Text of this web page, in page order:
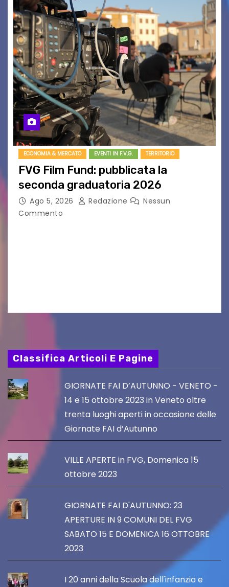
ECONOMIA & MERCATO EVENTI IN F.V.G. TERRITORIO
FVG Film Fund: pubblicata la
seconda graduatoria 2026
Ago 5, 2026 Redazione
Nessun
Commento
Classifica Articoli E Pagine
GIORNATE FAI D’AUTUNNO - VENETO -
14 e 15 ottobre 2023 in Veneto oltre
trenta luoghi aperti in occasione delle
Giornate FAI d’Autunno
VILLE APERTE in FVG, Domenica 15
ottobre 2023
GIORNATE FAI D'AUTUNNO: 23
APERTURE IN 9 COMUNI DEL FVG
SABATO 15 E DOMENICA 16 OTTOBRE
2023
I 20 anni della Scuola dell'infanzia e